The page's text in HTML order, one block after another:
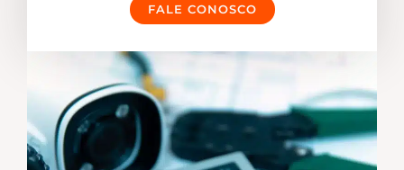
FALE CONOSCO